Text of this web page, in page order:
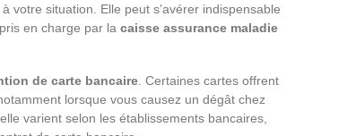
votre situation. Elle peut s’avérer indispensable
en charge par la caisse assurance maladie
de carte bancaire . Certaines cartes offrent
notamment lorsque vous causez un dégât chez
varient selon les établissements bancaires,